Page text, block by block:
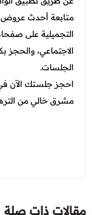
متابعة أحدث عروض
التجميلية على
الاجتماعي، والحجز
الجلسات.
احجز جلستك الآن
مشرق خالي من
مقالات ذات صلة